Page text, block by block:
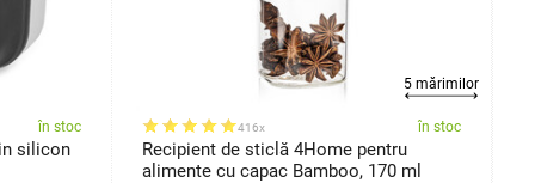
în stoc
silicon
5 mărimilor
416x în stoc
Recipient de sticlă 4Home pentru
alimente cu capac Bamboo, 170 ml